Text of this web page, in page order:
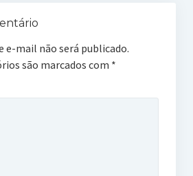
e-mail não será publicado.
são marcados com *